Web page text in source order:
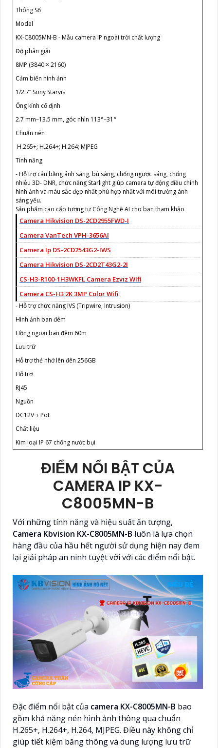
Thông Số
Model
KX-C8005MN-B - Mẫu camera IP ngoài trời chất lượng
Độ phân giải
8MP (3840 × 2160)
Cảm biến hình ảnh
1/2.7” Sony Starvis
Ống kính cố định
2.7 mm–13.5 mm, góc nhìn 113°–31°
Chuẩn nén
H.265+; H.264+; H.264; MJPEG
Tính năng
- Hỗ trợ cân bằng ánh sáng, bù sáng, chống ngược sáng, chống
nhiễu 3D- DNR, chức năng Starlight giúp camera tự động điều chỉnh
hình ảnh và màu sắc đẹp nhất phù hợp nhất với môi trường ánh
sáng yếu.
Sản phẩm cao cấp tương tự Công Nghệ AI cho bạn tham khảo
Camera Hikvision DS-2CD2955FWD-I
Camera VanTech VPH-3656AI
Camera Ip DS-2CD2543G2-IWS
Camera Hikvision DS-2CD2T43G2-2I
CS-H3-R100-1H3WKFL Camera Ezviz WIfi
Camera CS-H3 2K 3MP Color Wifi
- Hỗ trợ chức năng IVS (Tripwire, Intrusion)
Hình ảnh ban đêm
Hồng ngoại ban đêm 60m
Lưu trữ
Hỗ trợ thẻ nhớ lên đên 256GB
Hỗ trợ
RJ45
Nguồn
DC12V + PoE
Chất liệu
Kim loại IP 67 chống nước bụi
ĐIỂM NỔI BẬT CỦA
CAMERA IP KX-
C8005MN-B
Với những tính năng và hiệu suất ấn tượng,
Camera Kbvision KX-C8005MN-B luôn là lựa chọn
hàng đầu của hầu hết người sử dụng hiện nay đem
lại giải pháp an ninh tuyệt vời với các điểm nổi bật.
Đặc điểm nổi bật của camera KX-C8005MN-B bao
gồm khả năng nén hình ảnh thông qua chuẩn
H.265+, H.264+, H.264, MJPEG. Điều này không chỉ
giúp tiết kiệm băng thông và dung lượng lưu trữ